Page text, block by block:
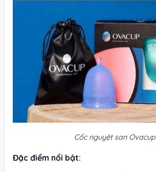
Cốc nguyệt san Ovacup
Đặc điểm nổi bật: